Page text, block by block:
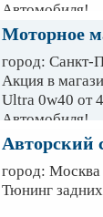
Автомобиля!
Моторное
город: Санкт-
Акция в
Ultra 0w40 от
Автомобиля!
Авторский
город: Москва
Тюнинг